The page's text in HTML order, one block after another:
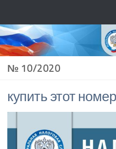
№ 10/2020
купить этот номер